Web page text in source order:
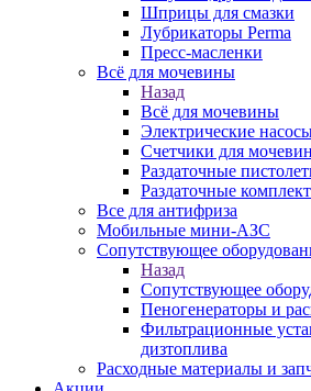
Шприцы для смазки
Лубрикаторы Perma
Пресс-масленки
Всё для мочевины
Назад
Всё для мочевины
Электрические
Счетчики для
Раздаточные
Раздаточные
Все для антифриза
Мобильные мини-АЗС
Сопутствующее
Назад
Сопутствующее
Пеногенераторы и
Фильтрационные
дизтоплива
Расходные материалы и